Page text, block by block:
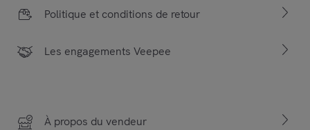
Politique et conditions de retour
Les engagements Veepee
À propos du vendeur